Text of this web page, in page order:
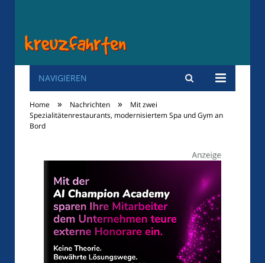
Kreuzfahrten
NAVIGIEREN
Home » Nachrichten »
Mit zwei
Spezialitätenrestaurants, modernisiertem Spa und Gym an
Bord